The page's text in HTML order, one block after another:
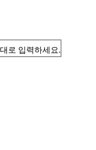
로 입력하세요.